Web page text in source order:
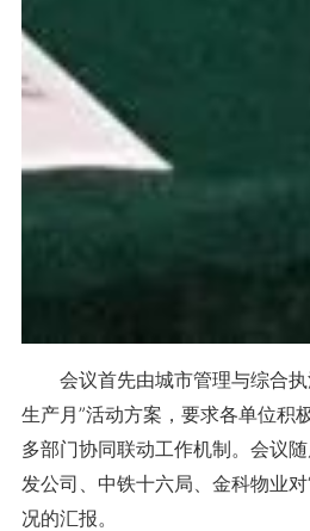
会议首先由城市管理与综合执
生产月”活动方案，要求各单位积
多部门协同联动工作机制。会议
发公司、中铁十六局、金科物业
况的汇报。